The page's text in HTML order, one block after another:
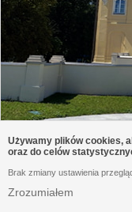
Używamy plików cookies,
oraz do celów
Brak zmiany ustawienia
Zrozumiałem